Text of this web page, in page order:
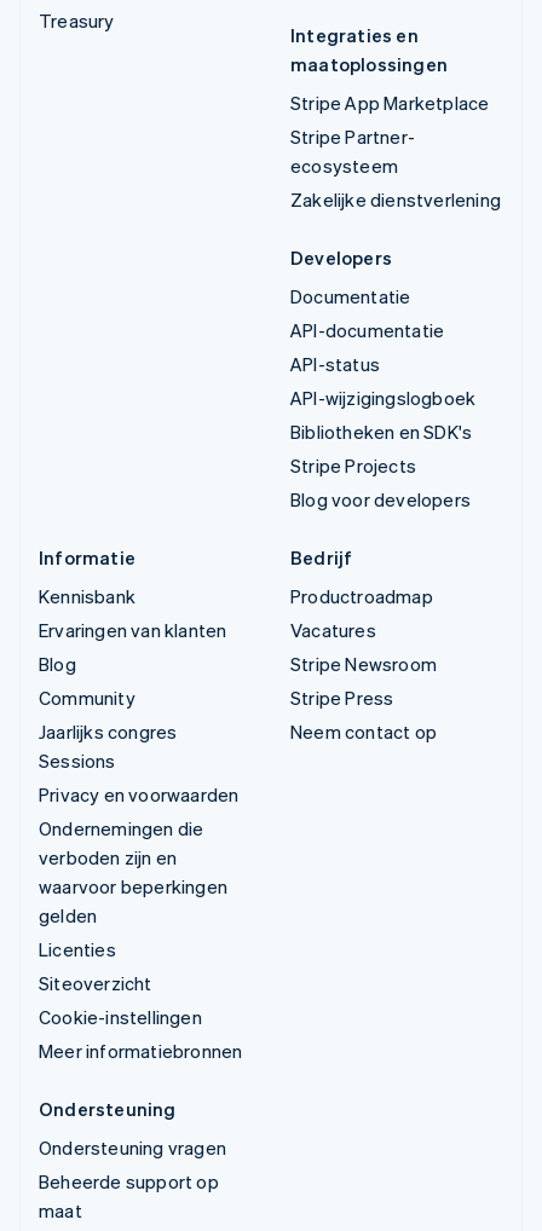
Treasury
Integraties en
maatoplossingen
Stripe App Marketplace
Stripe Partner-
ecosysteem
Zakelijke dienstverlening
Developers
Documentatie
API-documentatie
API-status
API-wijzigingslogboek
Bibliotheken en SDK's
Stripe Projects
Blog voor developers
Informatie
Kennisbank
Ervaringen van klanten
Blog
Community
Jaarlijks congres
Sessions
Privacy en voorwaarden
Ondernemingen die
verboden zijn en
waarvoor beperkingen
gelden
Licenties
Siteoverzicht
Cookie-instellingen
Meer informatiebronnen
Bedrijf
Productroadmap
Vacatures
Stripe Newsroom
Stripe Press
Neem contact op
Ondersteuning
Ondersteuning vragen
Beheerde support op
maat